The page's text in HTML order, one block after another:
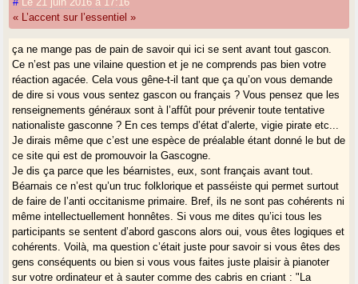
« L’accent sur l’essentiel »
ça ne mange pas de pain de savoir qui ici se sent avant tout gascon.
Ce n’est pas une vilaine question et je ne comprends pas bien votre
réaction agacée. Cela vous gêne-t-il tant que ça qu’on vous demande
de dire si vous vous sentez gascon ou français ? Vous pensez que les
renseignements généraux sont à l’affût pour prévenir toute tentative
nationaliste gasconne ? En ces temps d’état d’alerte, vigie pirate etc...
Je dirais même que c’est une espèce de préalable étant donné le but de
ce site qui est de promouvoir la Gascogne.
Je dis ça parce que les béarnistes, eux, sont français avant tout.
Béarnais ce n’est qu’un truc folklorique et passéiste qui permet surtout
de faire de l’anti occitanisme primaire. Bref, ils ne sont pas cohérents ni
même intellectuellement honnêtes. Si vous me dites qu’ici tous les
participants se sentent d’abord gascons alors oui, vous êtes logiques et
cohérents. Voilà, ma question c’était juste pour savoir si vous êtes des
gens conséquents ou bien si vous vous faites juste plaisir à pianoter
sur votre ordinateur et à sauter comme des cabris en criant : "La